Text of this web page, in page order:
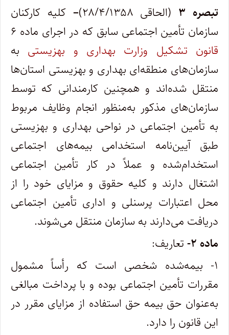
تبصره ۳
(الحاقی ۲۸/۴/۱۳۵۸) – کلیه کارکنان
سازمان تأمین اجتماعی سابق که در اجرای ماده ۶
قانون تشکیل وزارت بهداری و بهزیستی به
سازمان‌های منطقه‌ای بهداری و بهزیستی استان‌ها
منتقل شده‌اند و همچنین کارمندانی که توسط
سازمان‌های مذکور به‌منظور انجام وظایف مربوط
به تأمین اجتماعی در نواحی بهداری و بهزیستی
طبق آیین‌نامه استخدامی بیمه‌های اجتماعی
استخدام‌شده و عملاً در کار تأمین اجتماعی
اشتغال دارند و کلیه حقوق و مزایای خود را از
محل اعتبارات پرسنلی و اداری تأمین اجتماعی
دریافت می‌دارند به سازمان منتقل می‌شوند.
ماده ۲-
تعاریف:
۱- بیمه‌شده شخصی است که رأساً مشمول
مقررات تأمین اجتماعی بوده و با پرداخت مبالغی
به‌عنوان حق بیمه حق استفاده از مزایای مقرر در
این قانون را دارد.